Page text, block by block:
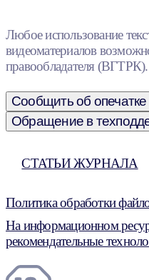
Любое использование
видеоматериалов
правообладателя (ВГТРК).
Сообщить об опечатке
Обращение в
СТАТЬИ ЖУРНАЛА
Политика обработки
На информационном
рекомендательные